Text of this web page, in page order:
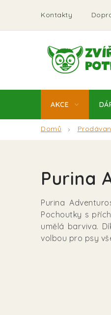
obsah
Kontakty
AKCE
Domů
Purina
Purina
Pochoutky s
umělá barviva.
volbou pro psy